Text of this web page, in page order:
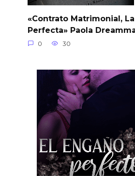
«Contrato Matrimonial, La
Perfecta» Paola
0 30